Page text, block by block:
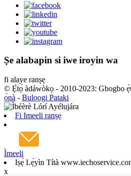
Ṣe alabapin si iwe iroyin wa
fi alaye ranṣẹ
© Ẹ̀tọ́ àdáwòkọ - 2010-2023: Gbogbo
ọ̀nà - Bulọọgi Pataki
Fi Imeeli ranṣẹ
Ìmeeli
Iṣẹ́ Lẹ́yìn Títà
x